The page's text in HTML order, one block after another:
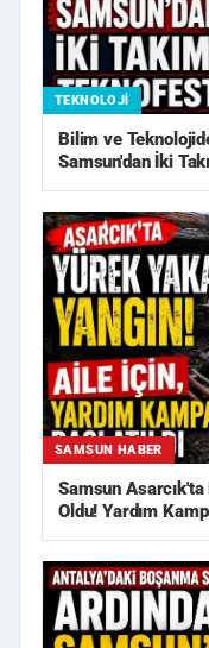
TEKNOLOJI
Bilim ve
Samsun'dan İki
SAMSUN HABER
Samsun
Oldu! Yardım